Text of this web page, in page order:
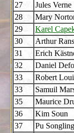
27
Jules Verne
28
Mary
29
Karel
30
Arthur
31
Erich
32
Daniel
33
Robert
33
Samuil
35
Maurice
36
Kim Soun
37
Pu Songling